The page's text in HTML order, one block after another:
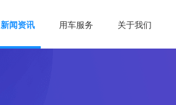
新闻资讯 用车服务 关于我们